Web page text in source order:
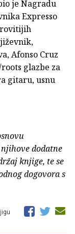
je Nagradu
Expresso
Afonso Cruz
glazbe za
gitaru, usnu
dodatne
knjige, te se
dogovora s